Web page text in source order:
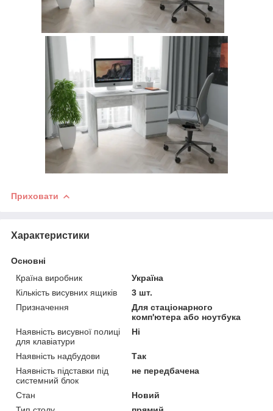
Приховати
Характеристики
Основні
Країна виробник
Україна
Кількість висувних ящиків
3 шт.
Призначення
Для стаціонарного
комп'ютера або ноутбука
Наявність висувної полиці
для клавіатури
Ні
Наявність надбудови
Так
Наявність підставки під
системний блок
не передбачена
Стан
Новий